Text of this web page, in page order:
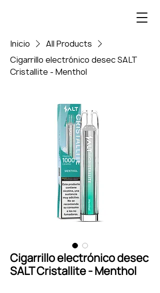
Inicio
All Products
Cigarrillo electrónico desec SALT
Cristallite - Menthol
Cigarrillo electrónico desec
SALT Cristallite - Menthol